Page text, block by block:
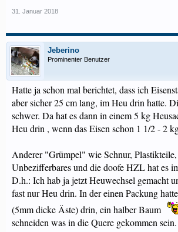
31. Januar 2018
Jeberino
Prominenter Benutzer
Hatte ja schon mal berichtet, dass ich
aber sicher 25 cm lang, im Heu drin hatte.
schwer. Da hat es dann in einem 5 kg
Heu drin , wenn das Eisen schon 1 1/2 - 2
Anderer "Grümpel" wie Schnur,
Unbezifferbares und die doofe HZL hat es
D.h.: Ich hab ja jetzt Heuwechsel gemacht
fast nur Heu drin. In der einen Packung
(5mm dicke Äste) drin, ein halber Baum
schneiden was in die Quere gekommen